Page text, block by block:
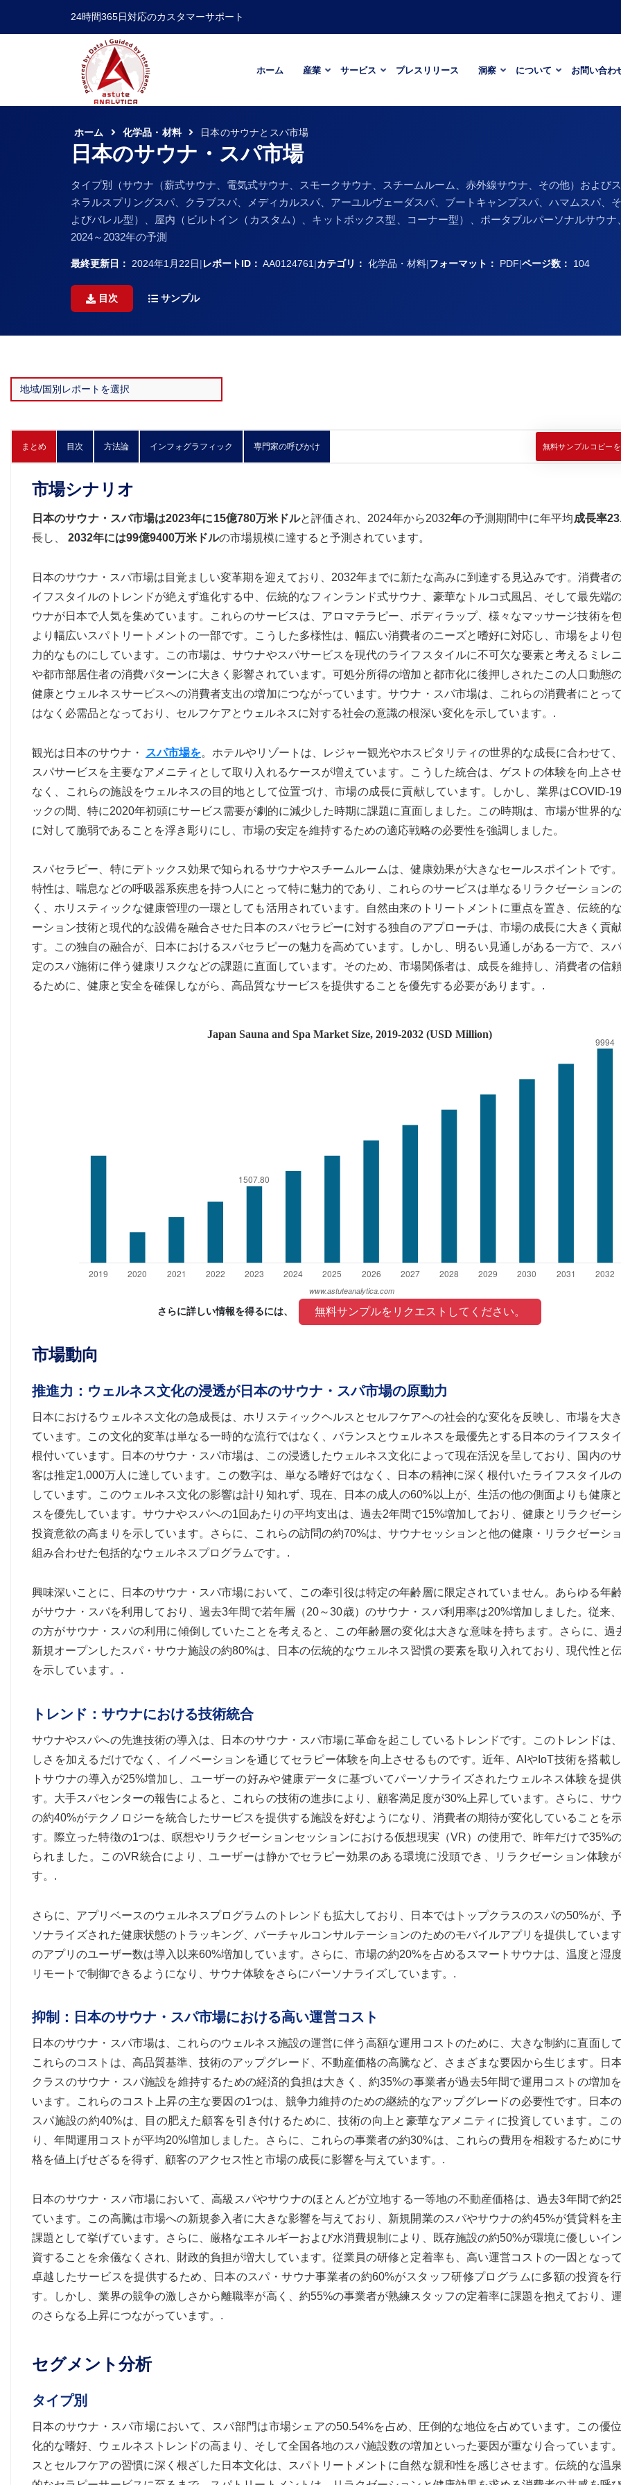
24時間365日対応のカスタマーサポート
ホーム 産業 サービス プレスリリース 洞察 について お問い合わ
ホーム 化学品・材料 日本のサウナとスパ市場
日本のサウナ・スパ市場
タイプ別（サウナ（薪式サウナ、電気式サウナ、スモークサウナ、スチームルーム、赤外線サウナ、その他）および
ネラルスプリングスパ、クラブスパ、メディカルスパ、アーユルヴェーダスパ、ブートキャンプスパ、ハマムスパ、
よびバレル型）、屋内（ビルトイン（カスタム）、キットボックス型、コーナー型）、ポータブルパーソナルサウ
2024～2032年の予測
最終更新日： 2024年1月22日|レポートID： AA0124761 |カテゴリ： 化学品・材料|フォーマット： PDF|ページ数： 104
目次 サンプル
まとめ 目次 方法論 インフォグラフィック 専門家の呼びかけ 無料サンプルコピー
市場シナリオ
日本のサウナ・スパ市場は2023年に15億780万米ドルと評価され、2024年から2032年の予測期間中に年平均成長率
長し、 2032年には99億9400万米ドルの市場規模に達すると予測されています。
日本のサウナ・スパ市場は目覚ましい変革期を迎えており、2032年までに新たな高みに到達する見込みです。消費者
イフスタイルのトレンドが絶えず進化する中、伝統的なフィンランド式サウナ、豪華なトルコ式風呂、そして最先端
ウナが日本で人気を集めています。これらのサービスは、アロマテラピー、ボディラップ、様々なマッサージ技術を
より幅広いスパトリートメントの一部です。こうした多様性は、幅広い消費者のニーズと嗜好に対応し、市場をより
力的なものにしています。この市場は、サウナやスパサービスを現代のライフスタイルに不可欠な要素と考えるミレ
や都市部居住者の消費パターンに大きく影響されています。可処分所得の増加と都市化に後押しされたこの人口動態
健康とウェルネスサービスへの消費者支出の増加につながっています。サウナ・スパ市場は、これらの消費者にとっ
はなく必需品となっており、セルフケアとウェルネスに対する社会の意識の根深い変化を示しています。.
観光は日本のサウナ・ スパ市場を。ホテルやリゾートは、レジャー観光やホスピタリティの世界的な成長に合わせて
スパサービスを主要なアメニティとして取り入れるケースが増えています。こうした統合は、ゲストの体験を向上さ
なく、これらの施設をウェルネスの目的地として位置づけ、市場の成長に貢献しています。しかし、業界はCOVID-
ックの間、特に2020年初頭にサービス需要が劇的に減少した時期に課題に直面しました。この時期は、市場が世界的
に対して脆弱であることを浮き彫りにし、市場の安定を維持するための適応戦略の必要性を強調しました。
スパセラピー、特にデトックス効果で知られるサウナやスチームルームは、健康効果が大きなセールスポイントです
特性は、喘息などの呼吸器系疾患を持つ人にとって特に魅力的であり、これらのサービスは単なるリラクゼーション
く、ホリスティックな健康管理の一環としても活用されています。自然由来のトリートメントに重点を置き、伝統的
ーション技術と現代的​​な設備を融合させた日本のスパセラピーに対する独自のアプローチは、市場の成長に大きく貢
す。この独自の融合が、日本におけるスパセラピーの魅力を高めています。しかし、明るい見通しがある一方で、ス
定のスパ施術に伴う健康リスクなどの課題に直面しています。そのため、市場関係者は、成長を維持し、消費者の信
るために、健康と安全を確保しながら、高品質なサービスを提供することを優先する必要があります。.
さらに詳しい情報を得るには、 無料サンプルをリクエストしてください。
市場動向
推進力：ウェルネス文化の浸透が日本のサウナ・スパ市場の原動力
日本におけるウェルネス文化の急成長は、ホリスティックヘルスとセルフケアへの社会的な変化を反映し、市場を大
ています。この文化的変革は単なる一時的な流行ではなく、バランスとウェルネスを最優先とする日本のライフスタ
根付いています。日本のサウナ・スパ市場は、この浸透したウェルネス文化によって現在活況を呈しており、国内の
客は推定1,000万人に達しています。この数字は、単なる嗜好ではなく、日本の精神に深く根付いたライフスタイル
しています。このウェルネス文化の影響は計り知れず、現在、日本の成人の60%以上が、生活の他の側面よりも健康
スを優先しています。サウナやスパへの1回あたりの平均支出は、過去2年間で15%増加しており、健康とリラクゼー
投資意欲の高まりを示しています。さらに、これらの訪問の約70%は、サウナセッションと他の健康・リラクゼーシ
組み合わせた包括的なウェルネスプログラムです。.
興味深いことに、日本のサウナ・スパ市場において、この牽引役は特定の年齢層に限定されていません。あらゆる年
がサウナ・スパを利用しており、過去3年間で若年層（20～30歳）のサウナ・スパ利用率は20%増加しました。従来
の方がサウナ・スパの利用に傾倒していたことを考えると、この年齢層の変化は大きな意味を持ちます。さらに、過
新規オープンしたスパ・サウナ施設の約80%は、日本の伝統的なウェルネス習慣の要素を取り入れており、現代性と
を示しています。.
トレンド：サウナにおける技術統合
サウナやスパへの先進技術の導入は、日本のサウナ・スパ市場に革命を起こしているトレンドです。このトレンドは
しさを加えるだけでなく、イノベーションを通じてセラピー体験を向上させるものです。近年、AIやIoT技術を搭載
トサウナの導入が25%増加し、ユーザーの好みや健康データに基づいてパーソナライズされたウェルネス体験を提
す。大手スパセンターの報告によると、これらの技術の進歩により、顧客満足度が30%上昇しています。さらに、サ
の約40%がテクノロジーを統合したサービスを提供する施設を好むようになり、消費者の期待が変化していることを
す。際立った特徴の1つは、瞑想やリラクゼーションセッションにおける仮想現実（VR）の使用で、昨年だけで35%
られました。このVR統合により、ユーザーは静かでセラピー効果のある環境に没頭でき、リラクゼーション体験
す。.
さらに、アプリベースのウェルネスプログラムのトレンドも拡大しており、日本ではトップクラスのスパの50%が、
ソナライズされた健康状態のトラッキング、バーチャルコンサルテーションのためのモバイルアプリを提供していま
のアプリのユーザー数は導入以来60%増加しています。さらに、市場の約20%を占めるスマートサウナは、温度と湿
リモートで制御できるようになり、サウナ体験をさらにパーソナライズしています。.
抑制：日本のサウナ・スパ市場における高い運営コスト
日本のサウナ・スパ市場は、これらのウェルネス施設の運営に伴う高額な運用コストのために、大きな制約に直面し
これらのコストは、高品質基準、技術のアップグレード、不動産価格の高騰など、さまざまな要因から生じます。日
クラスのサウナ・スパ施設を維持するための経済的負担は大きく、約35%の事業者が過去5年間で運用コストの増加
います。これらのコスト上昇の主な要因の1つは、競争力維持のための継続的なアップグレードの必要性です。日本
スパ施設の約40%は、目の肥えた顧客を引き付けるために、技術の向上と豪華なアメニティに投資しています。こ
り、年間運用コストが平均20%増加しました。さらに、これらの事業者の約30%は、これらの費用を相殺するために
格を値上げせざるを得ず、顧客のアクセス性と市場の成長に影響を与えています。.
日本のサウナ・スパ市場において、高級スパやサウナのほとんどが立地する一等地の不動産価格は、過去3年間で約
ています。この高騰は市場への新規参入者に大きな影響を与えており、新規開業のスパやサウナの約45%が賃貸料を
課題として挙げています。さらに、厳格なエネルギーおよび水消費規制により、既存施設の約50%が環境に優しいイ
資することを余儀なくされ、財政的負担が増大しています。従業員の研修と定着率も、高い運営コストの一因となっ
卓越したサービスを提供するため、日本のスパ・サウナ事業者の約60%がスタッフ研修プログラムに多額の投資を
す。しかし、業界の競争の激しさから離職率が高く、約55%の事業者が熟練スタッフの定着率に課題を抱えており、
のさらなる上昇につながっています。.
セグメント分析
タイプ別
日本のサウナ・スパ市場において、スパ部門は市場シェアの50.54%を占め、圧倒的な地位を占めています。この優
化的な嗜好、ウェルネストレンドの高まり、そして全国各地のスパ施設数の増加といった要因が重なり合っています
スとセルフケアの習慣に深く根ざした日本文化は、スパトリートメントに自然な親和性を感じさせます。伝統的な温